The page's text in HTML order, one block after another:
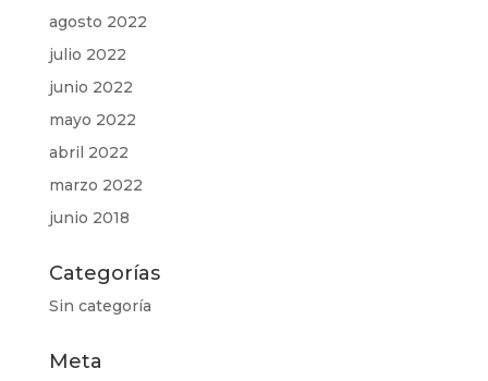
agosto 2022
julio 2022
junio 2022
mayo 2022
abril 2022
marzo 2022
junio 2018
Categorías
Sin categoría
Meta